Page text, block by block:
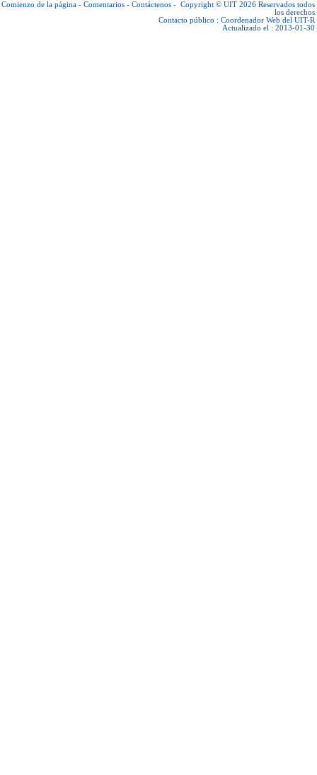
Comienzo de la página - Comentarios - Contáctenos - Copyright © UIT 2026 Reservados todos
los derechos
Contacto público : Coordenador Web del UIT-R
Actualizado el : 2013-01-30